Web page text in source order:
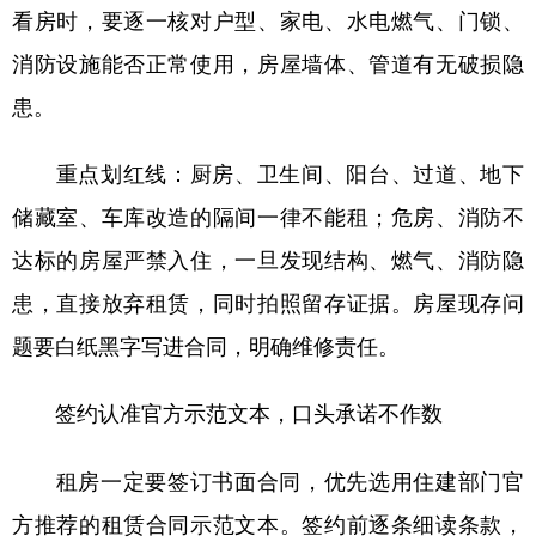
看房时，要逐一核对户型、家电、水电燃气、门锁、
消防设施能否正常使用，房屋墙体、管道有无破损隐
患。
重点划红线：厨房、卫生间、阳台、过道、地下
储藏室、车库改造的隔间一律不能租；危房、消防不
达标的房屋严禁入住，一旦发现结构、燃气、消防隐
患，直接放弃租赁，同时拍照留存证据。房屋现存问
题要白纸黑字写进合同，明确维修责任。
签约认准官方示范文本，口头承诺不作数
租房一定要签订书面合同，优先选用住建部门官
方推荐的租赁合同示范文本。签约前逐条细读条款，